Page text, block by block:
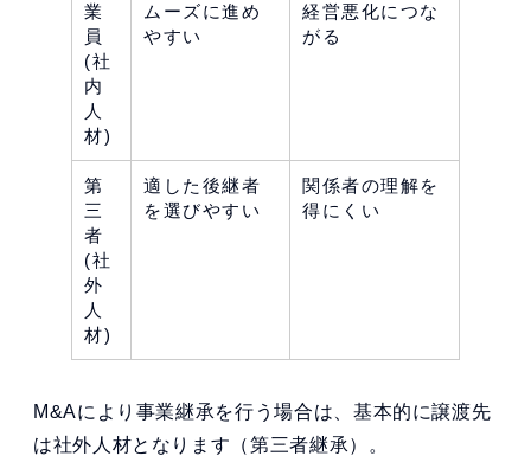
業
員
(社
内
人
材)
ムーズに進め
やすい
経営悪化につな
がる
第
三
者
(社
外
人
材)
適した後継者
を選びやすい
関係者の理解を
得にくい
M&Aにより事業継承を行う場合は、基本的に譲渡先
は社外人材となります（第三者継承）。